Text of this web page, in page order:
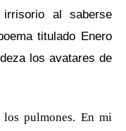
al saberse
titulado Enero
los avatares de
pulmones. En mi